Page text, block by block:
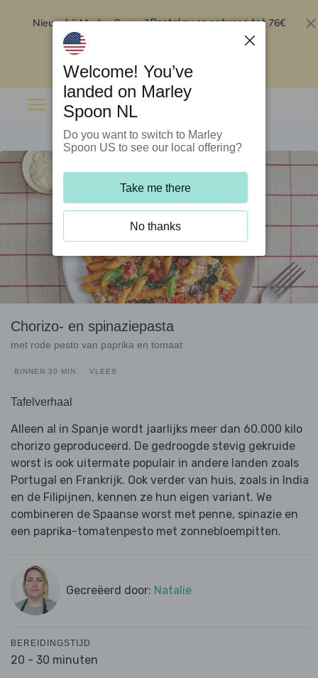
Nieuw bij Marley Spoon?Bestel nu en ontvang tot 76€
Chorizo- en spinaziepasta
met rode pesto van paprika en tomaat
BINNEN 30 MIN. VLEES
Tafelverhaal
Alleen al in Spanje wordt jaarlijks meer dan 60.000 kilo
chorizo ​​geproduceerd. De gedroogde stevig gekruide
worst is ook uitermate populair in andere landen zoals
Portugal en Frankrijk. Ook verder van huis, zoals in India
en de Filipijnen, kennen ze hun eigen variant. We
combineren de Spaanse worst met penne, spinazie en
een paprika-tomatenpesto met zonnebloempitten.
Gecreëerd door: Natalie
BEREIDINGSTIJD
20 - 30 minuten
Welcome! You’ve
landed on Marley
Spoon NL
Do you want to switch to Marley
Spoon US to see our local offering?
Take me there
No thanks